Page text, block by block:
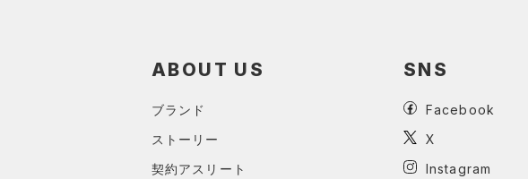
ABOUT US
ブランド
ストーリー
契約アスリート
SNS
Facebook
X
Instagram